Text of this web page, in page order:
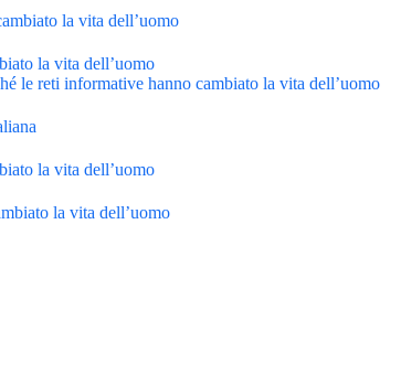
la vita dell’uomo
la vita dell’uomo
le reti informative hanno cambiato la vita dell’uomo
la vita dell’uomo
la vita dell’uomo